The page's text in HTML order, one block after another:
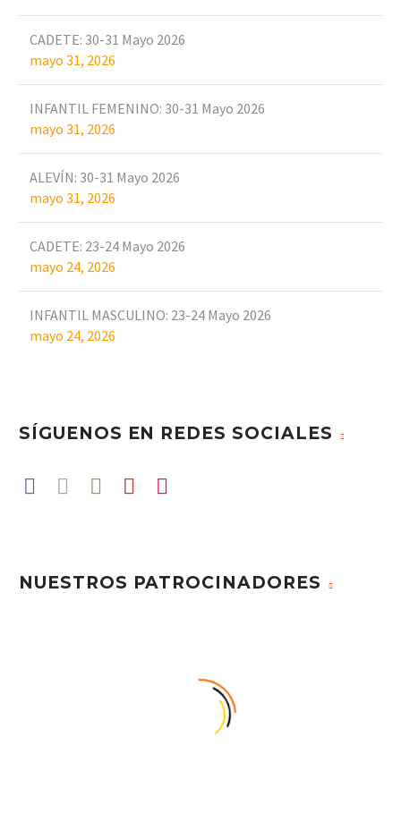
CADETE: 30-31 Mayo 2026
mayo 31, 2026
INFANTIL FEMENINO: 30-31 Mayo 2026
mayo 31, 2026
ALEVÍN: 30-31 Mayo 2026
mayo 31, 2026
CADETE: 23-24 Mayo 2026
mayo 24, 2026
INFANTIL MASCULINO: 23-24 Mayo 2026
mayo 24, 2026
SÍGUENOS EN REDES SOCIALES
NUESTROS PATROCINADORES